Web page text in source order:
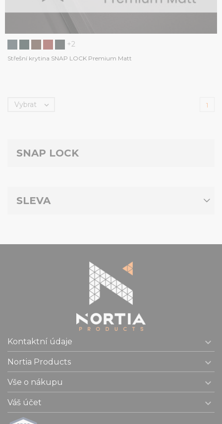
SNAP LOCK
SLEVA
+2
Střešní krytina SNAP LOCK Premium Matt
Vybrat  1
Kontaktní údaje 
Nortia Products 
Vše o nákupu 
Váš účet 